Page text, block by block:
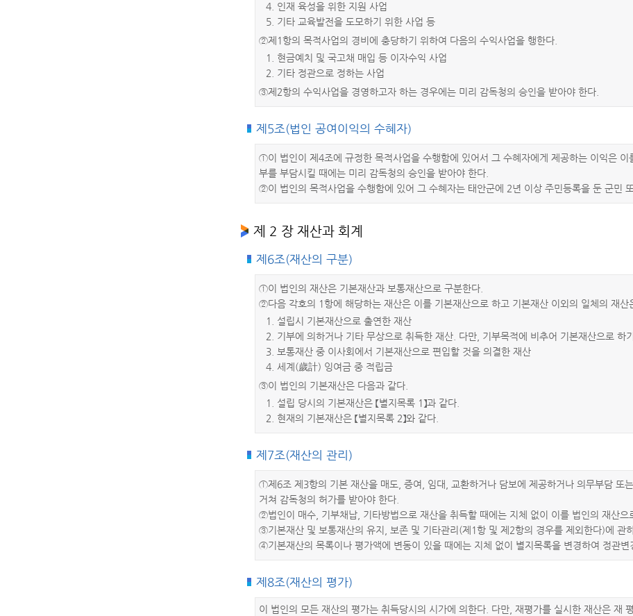
4. 인재 육성을 위한 지원 사업
5. 기타 교육발전을 도모하기 위한 사업 등
②제1항의 목적사업의 경비에 충당하기 위하여 다음의 수익사업을 행한다.
1. 현금예치 및 국고채 매입 등 이자수익 사업
2. 기타 정관으로 정하는 사업
③제2항의 수익사업을 경영하고자 하는 경우에는 미리 감독청의 승인을 받아야 한다.
제5조(법인 공여이익의 수혜자)
①이 법인이 제4조에 규정한 목적사업을 수행함에 있어서 그 수혜자에게 제공하는 이익은
부를 부담시킬 때에는 미리 감독청의 승인을 받아야 한다.
②이 법인의 목적사업을 수행함에 있어 그 수혜자는 태안군에 2년 이상 주민등록을 둔 군민
제 2 장 재산과 회계
제6조(재산의 구분)
①이 법인의 재산은 기본재산과 보통재산으로 구분한다.
②다음 각호의 1항에 해당하는 재산은 이를 기본재산으로 하고 기본재산 이외의 일체의 재산
1. 설립시 기본재산으로 출연한 재산
2. 기부에 의하거나 기타 무상으로 취득한 재산. 다만, 기부목적에 비추어 기본재산으로 하
3. 보통재산 중 이사회에서 기본재산으로 편입할 것을 의결한 재산
4. 세계(歲計) 잉여금 중 적립금
③이 법인의 기본재산은 다음과 같다.
1. 설립 당시의 기본재산은 【별지목록 1】과 같다.
2. 현재의 기본재산은 【별지목록 2】와 같다.
제7조(재산의 관리)
①제6조 제3항의 기본 재산을 매도, 증여, 임대, 교환하거나 담보에 제공하거나 의무부담 또
거쳐 감독청의 허가를 받아야 한다.
②법인이 매수, 기부채납, 기타방법으로 재산을 취득할 때에는 지체 없이 이를 법인의 재산으
③기본재산 및 보통재산의 유지, 보존 및 기타관리(제1항 및 제2항의 경우를 제외한다)에 관
④기본재산의 목록이나 평가액에 변동이 있을 때에는 지체 없이 별지목록을 변경하여 정관변
제8조(재산의 평가)
이 법인의 모든 재산의 평가는 취득당시의 시가에 의한다. 다만, 재평가를 실시한 재산은 재